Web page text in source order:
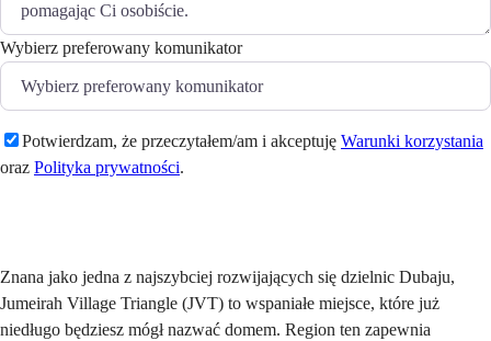
Wybierz preferowany komunikator
Potwierdzam, że przeczytałem/am i akceptuję Warunki korzystania
oraz Polityka prywatności.
Znana jako jedna z najszybciej rozwijających się dzielnic Dubaju,
Jumeirah Village Triangle (JVT) to wspaniałe miejsce, które już
niedługo będziesz mógł nazwać domem. Region ten zapewnia